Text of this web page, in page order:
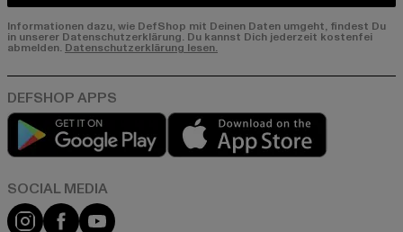
Informationen dazu, wie DefShop mit Deinen Daten umgeht, findest Du
in unserer Datenschutzerklärung. Du kannst Dich jederzeit kostenfei
abmelden. Datenschutzerklärung lesen.
Play market
Instagram
FacebookYouTube